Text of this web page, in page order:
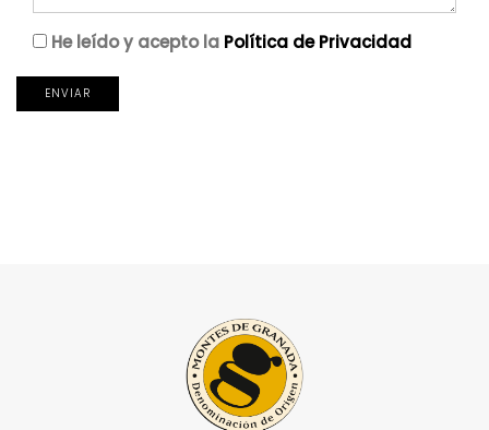
He leído y acepto la Política de Privacidad